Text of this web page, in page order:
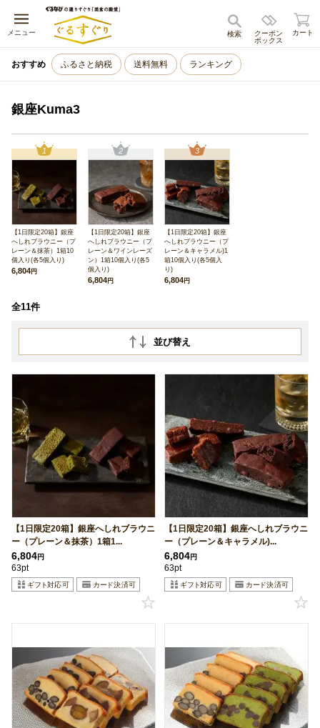
メニュー
キャンセル
クーポン
ボックス
検索 カート
おすすめ ふるさと納税 送料無料 ランキング
銀座Kuma3
1
【1日限定20箱】銀座
へしれブラウニー（プ
レーン＆抹茶）1箱10
個入り(各5個入り)
6,804 円
2
【1日限定20箱】銀座
へしれブラウニー（プ
レーン＆ワインレーズ
ン）1箱10個入り(各5
個入り)
6,804円
3
【1日限定20箱】銀座
へしれブラウニー（プ
レーン＆キャラメル)1
箱10個入り(各5個入
り)
6,804円
全11件
並び替え
【1日限定20箱】銀座へしれブラウニ
ー（プレーン＆抹茶）1箱1...
6,804円
63pt
【1日限定20箱】銀座へしれブラウニ
ー（プレーン＆キャラメル)...
6,804円
63pt